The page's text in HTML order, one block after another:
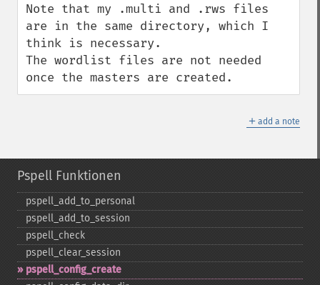
Note that my .multi and .rws files
are in the same directory, which I
think is necessary.
The wordlist files are not needed
once the masters are created.
＋ add a note
Pspell Funktionen
pspell_​add_​to_​personal
pspell_​add_​to_​session
pspell_​check
pspell_​clear_​session
pspell_​config_​create